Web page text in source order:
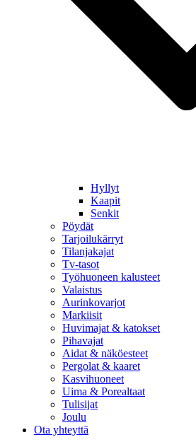
Hyllyt
Kaapit
Senkit
Pöydät
Tarjoilukärryt
Tilanjakajat
Tv-tasot
Työhuoneen kalusteet
Valaistus
Aurinkovarjot
Markiisit
Huvimajat & katokset
Pihavajat
Aidat & näköesteet
Pergolat & kaaret
Kasvihuoneet
Uima & Porealtaat
Tulisijat
Joulu
Ota yhteyttä